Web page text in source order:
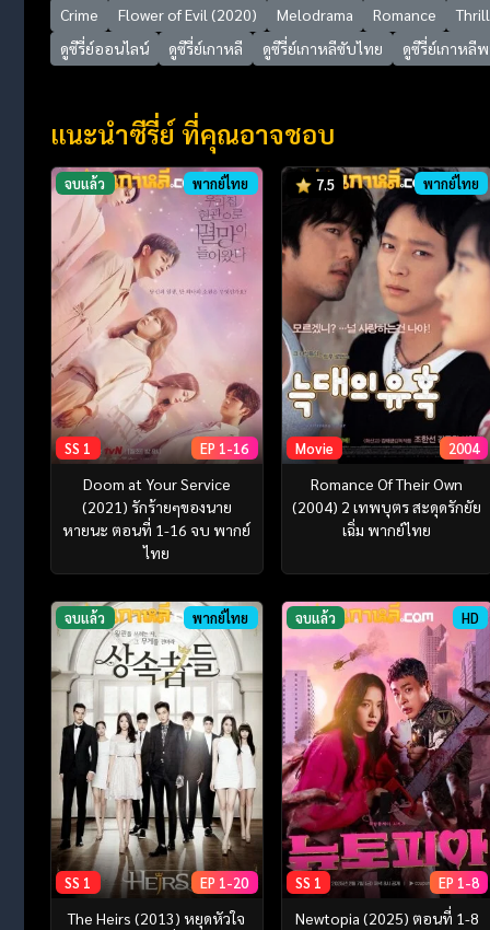
Crime Flower of Evil (2020) Melodrama Romance
ดูซีรี่ย์ออนไลน์
ดูซีรี่ย์เกาหลี ดูซีรี่ย์เกาหลีซับไทย ดูซีรี่ย์เกาหลี
แนะนำซีรี่ย์ ที่คุณอาจชอบ
จบแล้ว พากย์ไทย
SS 1 EP 1-16
Doom at Your Service
(2021) รักร้ายๆของนาย
หายนะ ตอนที่ 1-16 จบ พากย์
ไทย
7.5 พากย์ไทย
Movie 2004
Romance Of Their Own
(2004) 2 เทพบุตร สะดุดรักยัย
เฉิ่ม พากย์ไทย
จบแล้ว พากย์ไทย
SS 1 EP 1-20
The Heirs (2013) หยุดหัวใจ
จบแล้ว HD
SS 1 EP 1-8
Newtopia (2025) ตอนที่ 1-8